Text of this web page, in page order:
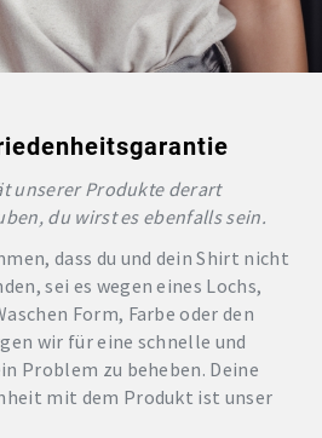
unserer Produkte derart
du wirst es ebenfalls sein.
dass du und dein Shirt nicht
sei es wegen eines Lochs,
Form, Farbe oder den
wir für eine schnelle und
Problem zu beheben. Deine
mit dem Produkt ist unser